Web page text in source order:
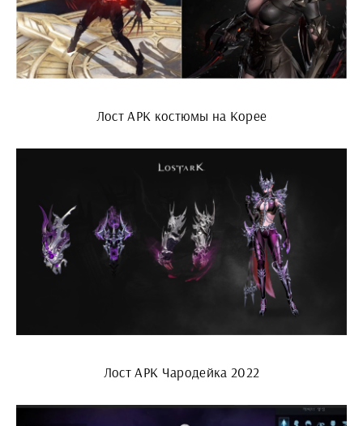
Лост АРК костюмы на Корее
Лост АРК Чародейка 2022